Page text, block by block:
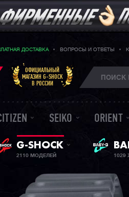
ДОСТАВКА ВОПРОСЫ И ОТВЕТЫ
ОФИЦИАЛЬНЫЙ
МАГАЗИН G-SHOCK
В РОССИИ
SEIKO ORIENT
G-SHOCK
2110 МОДЕЛЕЙ 1029